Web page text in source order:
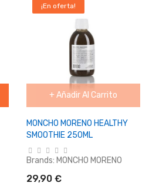
¡En oferta!
+ Añadir Al Carrito
MONCHO MORENO HEALTHY
SMOOTHIE 250ML
Brands: MONCHO MORENO
29,90 €